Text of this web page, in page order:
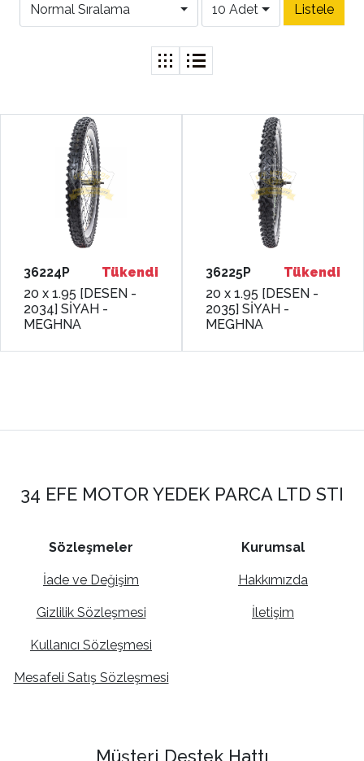
Normal Sıralama 10 Adet
36224P
Tükendi
20 x 1.95 [DESEN -
2034] SİYAH -
MEGHNA
36225P
Tükendi
20 x 1.95 [DESEN -
2035] SİYAH -
MEGHNA
34 EFE MOTOR YEDEK PARCA LTD STI
Sözleşmeler
İade ve Değişim
Gizlilik Sözleşmesi
Kullanıcı Sözleşmesi
Mesafeli Satış Sözleşmesi
Kurumsal
Hakkımızda
İletişim
Müşteri Destek Hattı